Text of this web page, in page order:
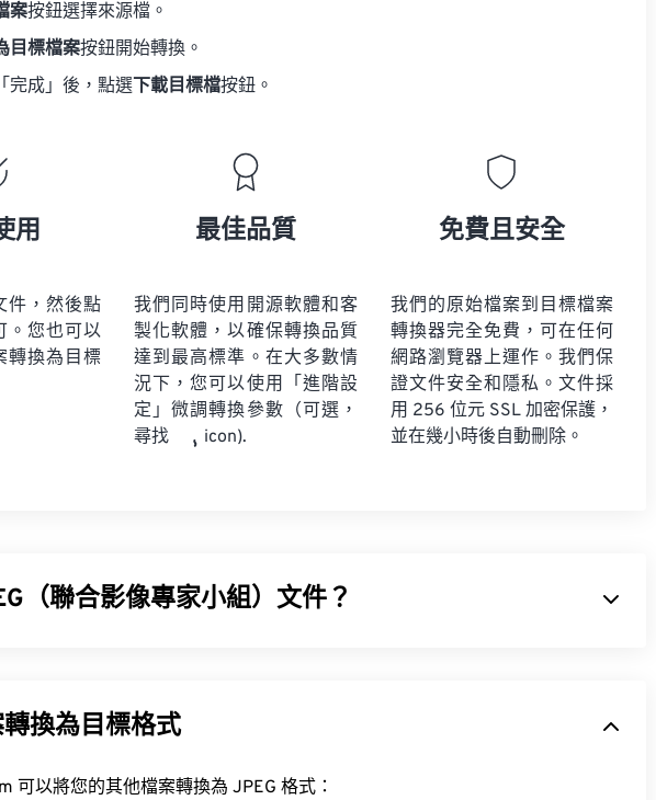
案按鈕選擇來源檔。
目標檔案按鈕開始轉換。
完成」後，點選 下載目標檔按鈕。
用
件，然後點
。您也可以
轉換為目標
最佳品質
我們同時使用開源軟體和客
製化軟體，以確保轉換品質
達到最高標準。在大多數情
況下，您可以使用「進階設
定」微調轉換參數（可選，
尋找
icon).
免費且安全
我們的原始檔案到目標檔案
轉換器完全免費，可在任何
網路瀏覽器上運作。我們保
證文件安全和隱私。文件採
用 256 位元 SSL 加密保護，
並在幾小時後自動刪除。
（聯合影像專家小組）文件？
。換為目標格式
FreeConvert.com 可以將您的其他檔案轉換為 JPEG 格式：